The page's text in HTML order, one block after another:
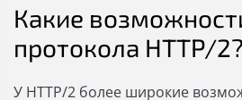
Какие
протокола HTTP/2?
У HTTP/2 более широкие